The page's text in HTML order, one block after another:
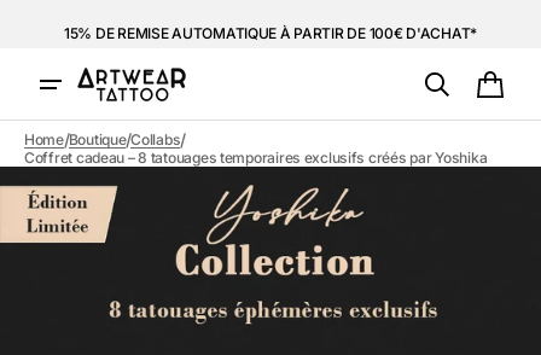
15% DE REMISE AUTOMATIQUE À PARTIR DE 100€ D'ACHAT*
Home/Boutique/Collabs/
Coffret cadeau – 8 tatouages temporaires exclusifs créés par Yoshika